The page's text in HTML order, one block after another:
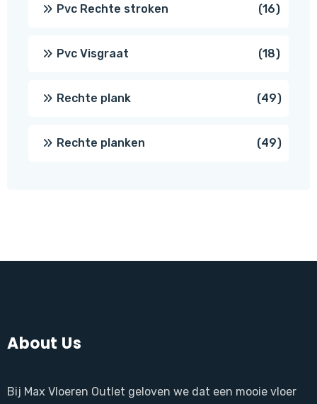
Pvc Rechte stroken 1616
Pvc Visgraat 1818
Rechte plank 4949
Rechte planken 4949
About Us
Bij Max Vloeren Outlet geloven we dat een mooie vloer